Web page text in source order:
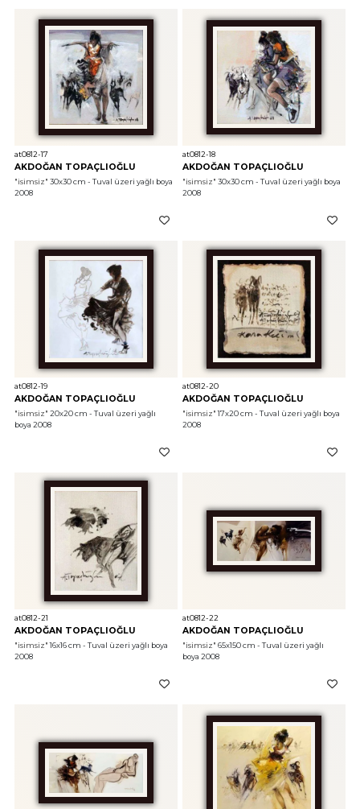
at0812-17
AKDOĞAN TOPAÇLIOĞLU
"isimsiz" 30x30 cm - Tuval üzeri yağlı boya
2008
at0812-18
AKDOĞAN TOPAÇLIOĞLU
"isimsiz" 30x30 cm - Tuval üzeri yağlı boya
2008
at0812-19
AKDOĞAN TOPAÇLIOĞLU
"isimsiz" 20x20 cm - Tuval üzeri yağlı
boya 2008
at0812-20
AKDOĞAN TOPAÇLIOĞLU
"isimsiz" 17x20 cm - Tuval üzeri yağlı boya
2008
at0812-21
AKDOĞAN TOPAÇLIOĞLU
"isimsiz" 16x16 cm - Tuval üzeri yağlı boya
2008
at0812-22
AKDOĞAN TOPAÇLIOĞLU
"isimsiz" 65x150 cm - Tuval üzeri yağlı
boya 2008